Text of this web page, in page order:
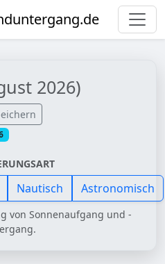
2026)
Nautisch Astronomisch
von Sonnenaufgang und -